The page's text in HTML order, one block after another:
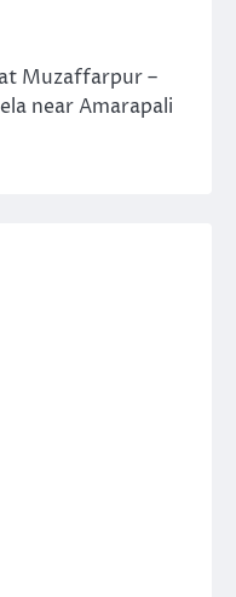
Muzaffarpur –
near Amarapali